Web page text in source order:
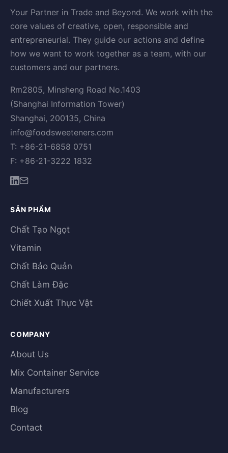
Your Partner in Trade and Beyond. We work with the
core values of creative, open, responsible and
entrepreneurial. They guide our actions and define
how we want to work together as a team, with our
customers and our partners.
Rm2805, Minsheng Road No.1403
(Shanghai Information Tower)
Shanghai, 200135, China
info@foodsweeteners.com
T: +86-21-6858 0751
F: +86-21-3222 1832
SẢN PHẨM
Chất Tạo Ngọt
Vitamin
Chất Bảo Quản
Chất Làm Đặc
Chiết Xuất Thực Vật
COMPANY
About Us
Mix Container Service
Manufacturers
Blog
Contact